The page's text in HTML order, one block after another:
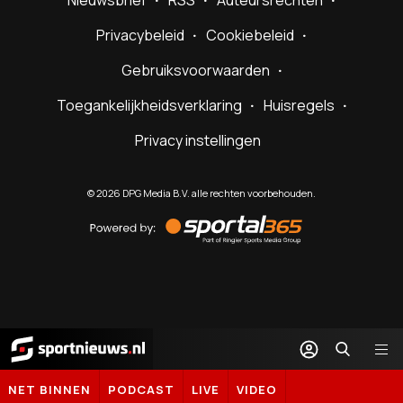
Privacybeleid
Cookiebeleid
Gebruiksvoorwaarden
Toegankelijkheidsverklaring
Huisregels
Privacy instellingen
©2026 DPG Media B.V. alle rechten voorbehouden.
by
Sportal365
Sportnieuws.nl
NET BINNEN PODCAST LIVE VIDEO